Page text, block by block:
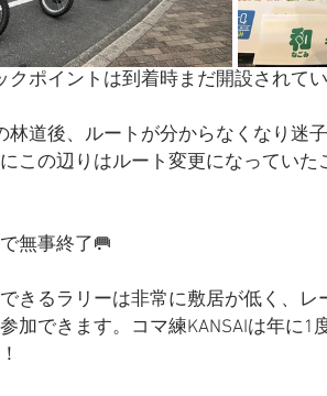
クポイントは到着時まだ開設されて
林道後、ルートが分からなくなり迷
この辺りはルート変更になってい
無事終了🥅
きるラリーは非常に敷居が低く、
加できます。コマ練KANSAIは年に1